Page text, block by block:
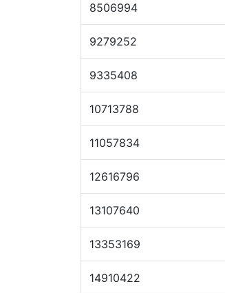
8506994
9279252
9335408
10713788
11057834
12616796
13107640
13353169
14910422